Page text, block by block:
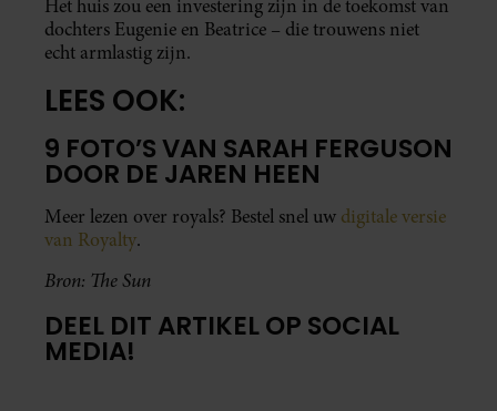
Het huis zou een investering zijn in de toekomst van
dochters Eugenie en Beatrice – die trouwens niet
echt armlastig zijn.
LEES OOK:
9 FOTO’S VAN SARAH FERGUSON
DOOR DE JAREN HEEN
Meer lezen over royals? Bestel snel uw digitale versie
van Royalty.
Bron: The Sun
DEEL DIT ARTIKEL OP SOCIAL
MEDIA!